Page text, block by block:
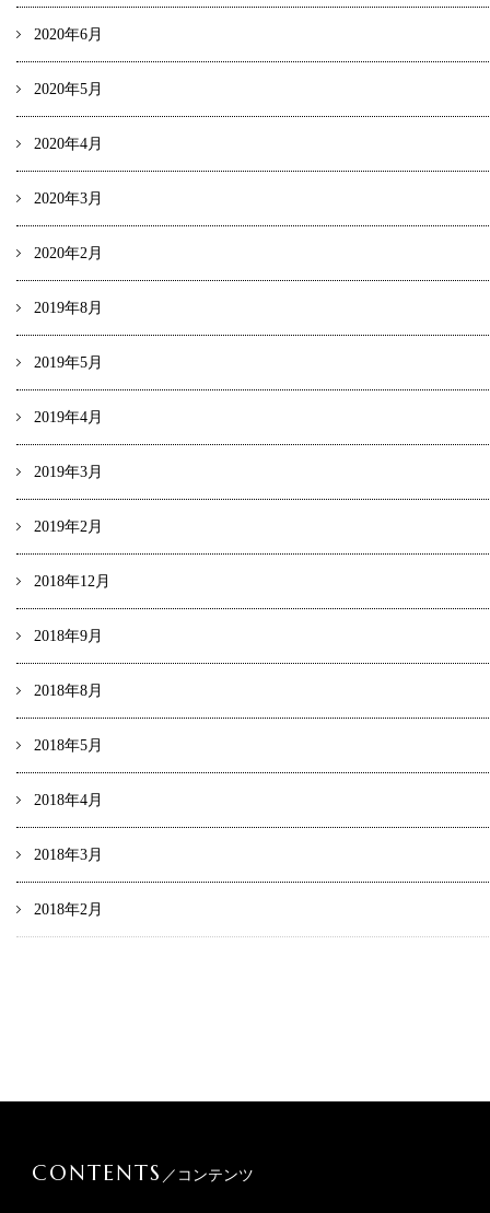
2020年6月
2020年5月
2020年4月
2020年3月
2020年2月
2019年8月
2019年5月
2019年4月
2019年3月
2019年2月
2018年12月
2018年9月
2018年8月
2018年5月
2018年4月
2018年3月
2018年2月
CONTENTS ／コンテンツ